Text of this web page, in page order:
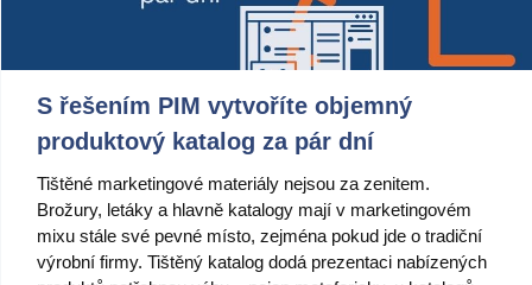
Vlastnosti
Integrace s platformami
e-Commerce
Channels & Publishing
Tištěný katalog
S řešením PIM vytvoříte objemný
produktový katalog za pár dní
Tištěné marketingové materiály nejsou za zenitem.
Brožury, letáky a hlavně katalogy mají v marketingovém
mixu stále své pevné místo, zejména pokud jde o tradiční
výrobní firmy. Tištěný katalog dodá prezentaci nabízených